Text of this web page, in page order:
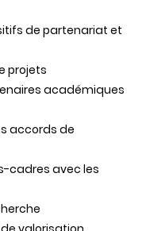
de partenariat et
projets
académiques
accords de
cadres avec les